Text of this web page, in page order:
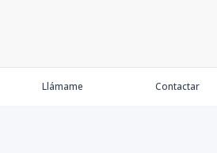
Llámame Contactar